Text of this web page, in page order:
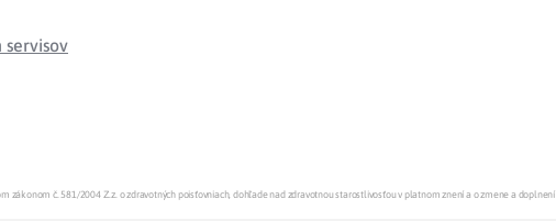
servisov
zákonom č. 581/2004 Z.z. o zdravotných poisťovniach, dohľade nad zdravotnou starostlivosťou v platnom znení a o zmene a